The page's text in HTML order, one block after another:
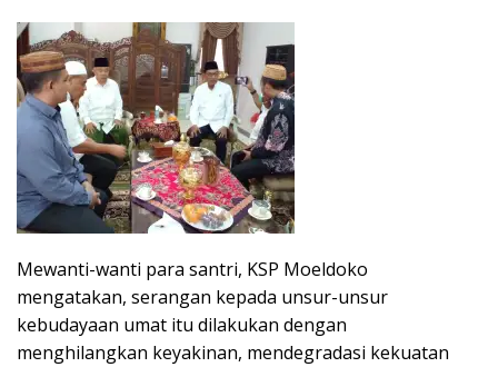
Mewanti-wanti para santri, KSP Moeldoko
mengatakan, serangan kepada unsur-unsur
kebudayaan umat itu dilakukan dengan
menghilangkan keyakinan, mendegradasi kekuatan